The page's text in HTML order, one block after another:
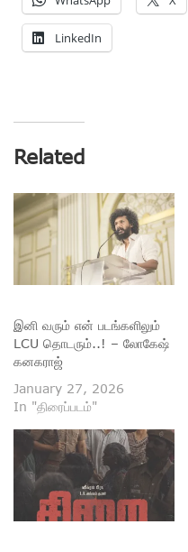
LinkedIn
Related
இனி வரும் என் படங்களிலும்
LCU தொடரும்..! – லோகேஷ்
கனகராஜ்
January 27, 2026
In "திரைப்படம்"